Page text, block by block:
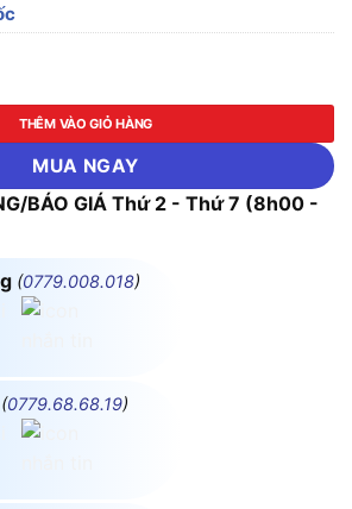
Máy Bay DJI Mavic 3 Pro Fly More (DJI
THÊM VÀO GIỎ HÀNG
MUA NGAY
BÁO GIÁ Thứ 2 - Thứ 7 (8h00 -
(0779.008.018)
(0779.68.68.19)